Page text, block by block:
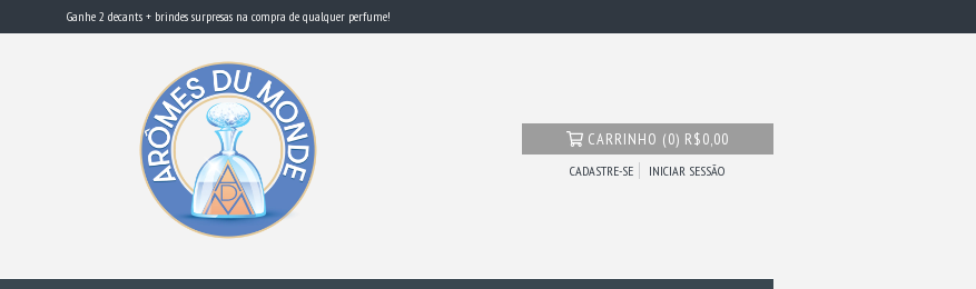
Ganhe 2 decants + brindes surpresas na compra de qualquer perfume!
CARRINHO (0) R$0,00
CADASTRE-SE INICIAR SESSÃO